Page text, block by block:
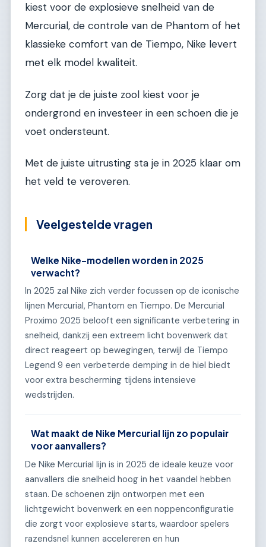
kiest voor de explosieve snelheid van de
Mercurial, de controle van de Phantom of het
klassieke comfort van de Tiempo, Nike levert
met elk model kwaliteit.
Zorg dat je de juiste zool kiest voor je
ondergrond en investeer in een schoen die je
voet ondersteunt.
Met de juiste uitrusting sta je in 2025 klaar om
het veld te veroveren.
Veelgestelde vragen
Welke Nike-modellen worden in 2025
verwacht?
In 2025 zal Nike zich verder focussen op de iconische
lijnen Mercurial, Phantom en Tiempo. De Mercurial
Proximo 2025 belooft een significante verbetering in
snelheid, dankzij een extreem licht bovenwerk dat
direct reageert op bewegingen, terwijl de Tiempo
Legend 9 een verbeterde demping in de hiel biedt
voor extra bescherming tijdens intensieve
wedstrijden.
Wat maakt de Nike Mercurial lijn zo populair
voor aanvallers?
De Nike Mercurial lijn is in 2025 de ideale keuze voor
aanvallers die snelheid hoog in het vaandel hebben
staan. De schoenen zijn ontworpen met een
lichtgewicht bovenwerk en een noppenconfiguratie
die zorgt voor explosieve starts, waardoor spelers
razendsnel kunnen accelereren en hun